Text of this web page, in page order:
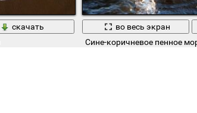
скачать
во весь экран
Сине-коричневое пенное